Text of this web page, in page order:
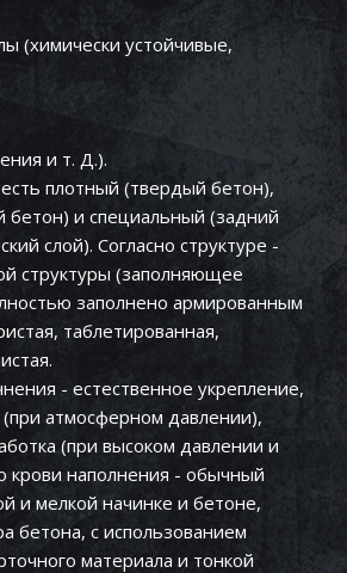
(химически устойчивые,
и т. Д.).
плотный (твердый бетон),
бетон) и специальный (задний
слой). Согласно структуре -
структуры (заполняющее
заполнено армированным
таблетированная,
- естественное укрепление,
атмосферном давлении),
(при высоком давлении и
крови наполнения - обычный
и мелкой начинке и бетоне,
бетона, с использованием
материала и тонкой